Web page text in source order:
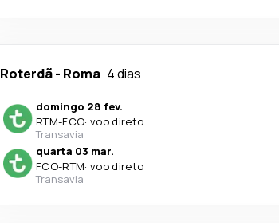
Roterdã- Roma 4 dias
domingo 28 fev.
RTM-FCO· voo direto
Transavia
quarta 03 mar.
FCO-RTM· voo direto
Transavia